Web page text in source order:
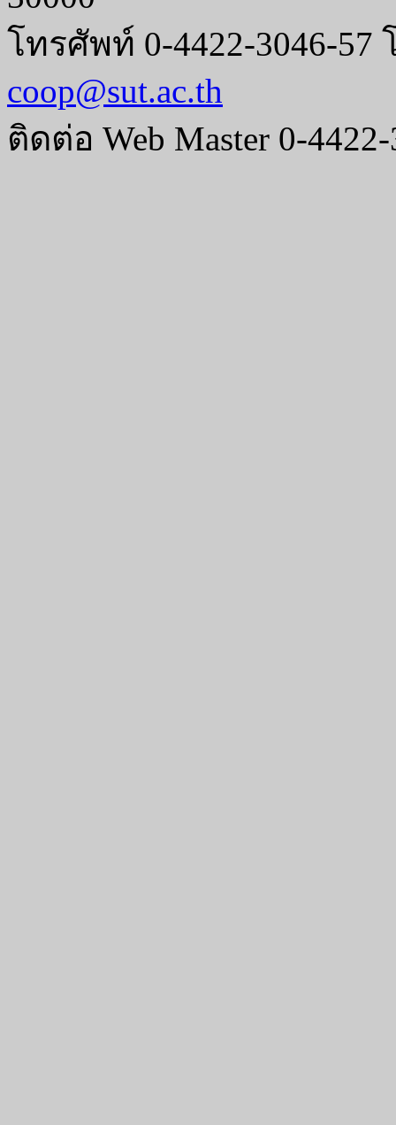
โทรศัพท์ 0-4422-3046-57
coop@sut.ac.th
ติดต่อ Web Master 0-